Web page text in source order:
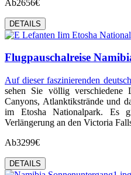
Ab2656€
DETAILS
Flugpauschalreise
Auf dieser faszinierenden
sehen Sie völlig verschiedene
Canyons, Atlanktikstrände und
im Etosha Nationalpark. Es
Verlängerung an den Victoria
Ab3299€
DETAILS